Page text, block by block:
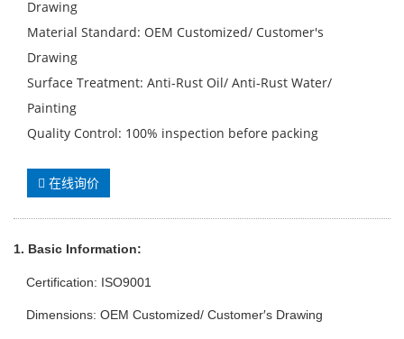
Drawing
Material Standard: OEM Customized/ Customer′s
Drawing
Surface Treatment: Anti-Rust Oil/ Anti-Rust Water/
Painting
Quality Control: 100% inspection before packing
在线询价
1. Basic Information:
Certification: ISO9001
Dimensions: OEM Customized/ Customer′s Drawing